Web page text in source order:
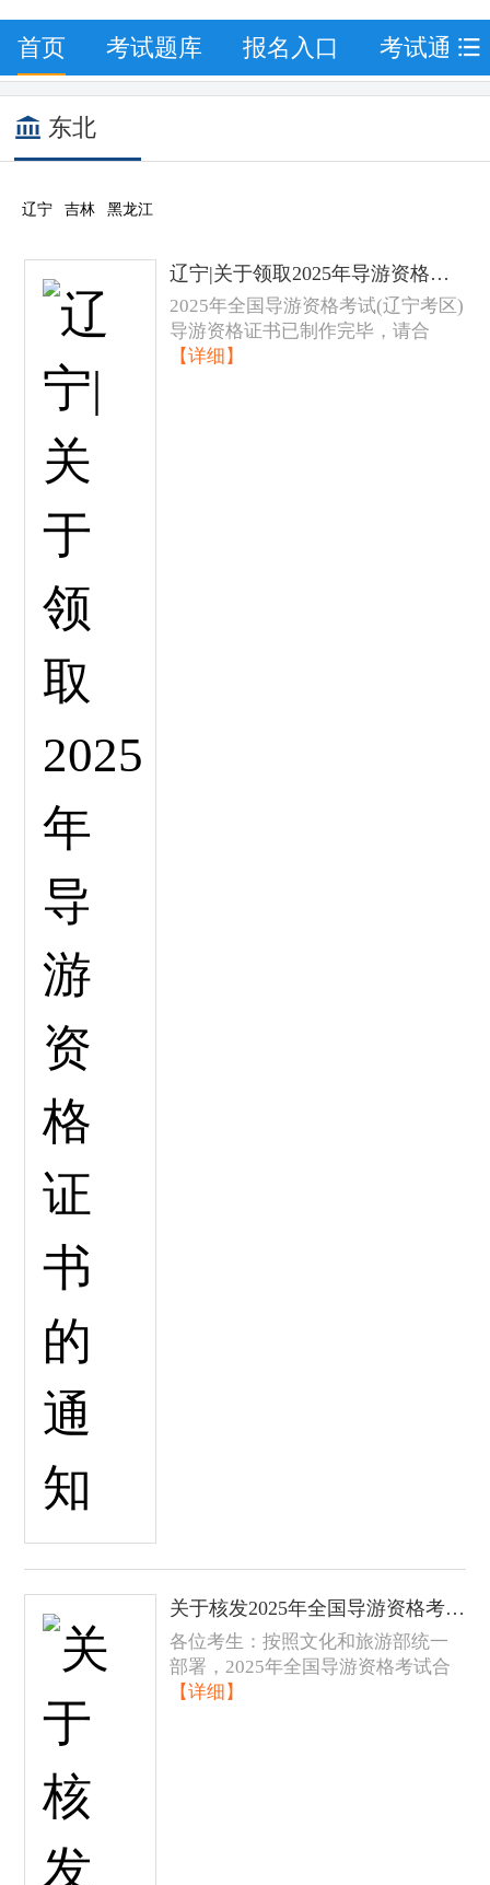
首页 考试题库 报名入口 考试通知
东北
辽宁 吉林 黑龙江
辽宁|关于领取2025年导游资格证书的通知
2025年全国导游资格考试(辽宁考区)
导游资格证书已制作完毕，请合
【详细】
关于核发2025年全国导游资格考试（黑龙江考区）《导游资格证书》的公告
各位考生：按照文化和旅游部统一
部署，2025年全国导游资格考试合
【详细】